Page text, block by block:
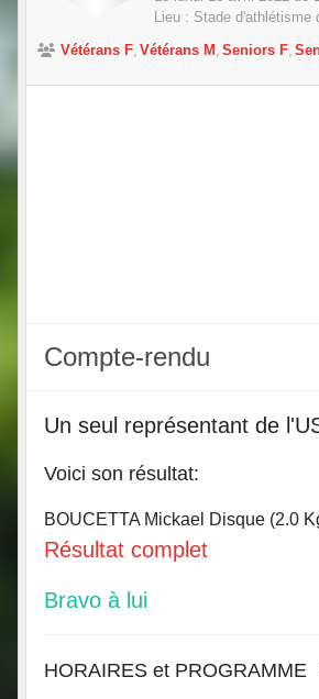
Lieu : Stade d'athlétisme
Vétérans F Vétérans M Seniors F
Compte-rendu
Un seul représentant de
Voici son résultat:
BOUCETTA Mickael Disque (2.0
Résultat complet
Bravo à lui
HORAIRES et PROGRAMME